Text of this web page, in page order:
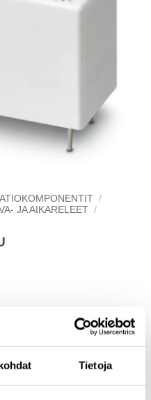
Tietoja
/
JA AIKARELEET /
ja käyttääksesi